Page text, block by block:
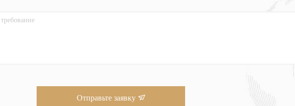
Отправьте заявку